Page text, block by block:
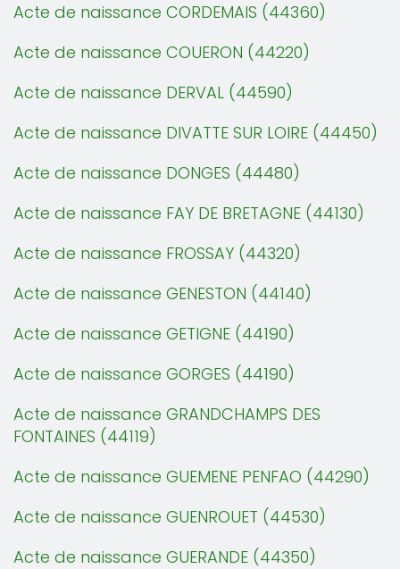
Acte de naissance CORDEMAIS (44360)
Acte de naissance COUERON (44220)
Acte de naissance DERVAL (44590)
Acte de naissance DIVATTE SUR LOIRE (44450)
Acte de naissance DONGES (44480)
Acte de naissance FAY DE BRETAGNE (44130)
Acte de naissance FROSSAY (44320)
Acte de naissance GENESTON (44140)
Acte de naissance GETIGNE (44190)
Acte de naissance GORGES (44190)
Acte de naissance GRANDCHAMPS DES
FONTAINES (44119)
Acte de naissance GUEMENE PENFAO (44290)
Acte de naissance GUENROUET (44530)
Acte de naissance GUERANDE (44350)